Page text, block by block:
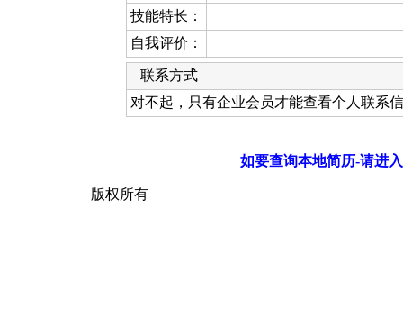
技能特长：
自我评价：
联系方式
对不起，只有企业会员才能查看个人联系
如要查询本地简历-请进
版权所有